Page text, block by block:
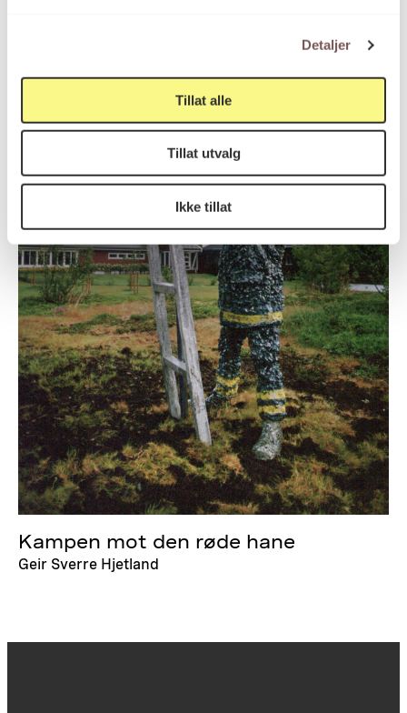
Detaljer
Tillat alle
Tillat utvalg
Ikke tillat
Kampen mot den røde hane
Geir Sverre Hjetland